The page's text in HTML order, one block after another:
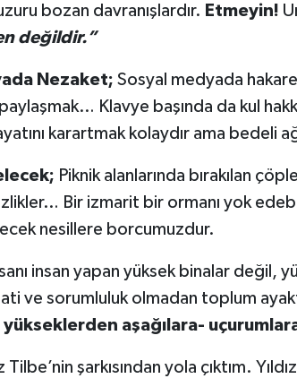
bozan davranışlardır. Etmeyin!
değildir.”
Nezaket; Sosyal medyada
Klavye başında da kul
karartmak kolaydır ama bedeli
Piknik alanlarında bırakılan
Bir izmarit bir ormanı yok
nesillere borcumuzdur.
insan yapan yüksek binalar değil,
ve sorumluluk olmadan toplum
aşağılara-
Tilbe’nin şarkısından yola çıktım.